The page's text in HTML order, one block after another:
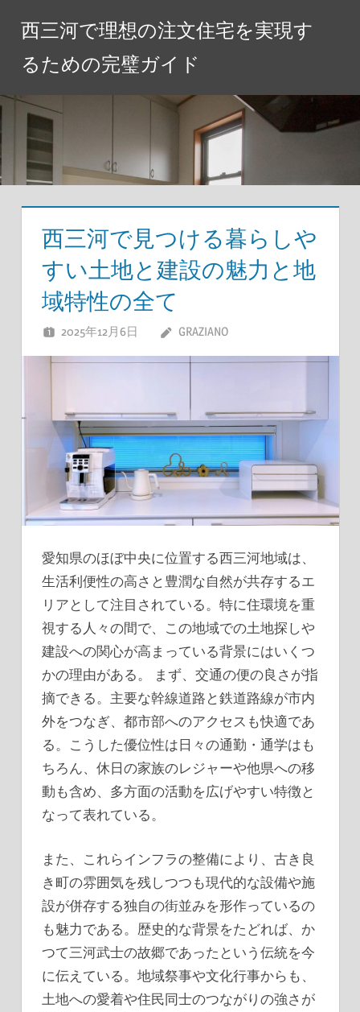
ツ
キ
西三河で理想の注文住宅を実現す
るための完璧ガイド
西三河で見つける暮らしや
すい土地と建設の魅力と地
域特性の全て
2025年12月6日 GRAZIANO
愛知県のほぼ中央に位置する西三河地域は、
生活利便性の高さと豊潤な自然が共存するエ
リアとして注目されている。 特に住環境を重
視する人々の間で、この地域での土地探しや
建設への関心が高まっている背景にはいくつ
かの理由がある。 まず、交通の便の良さが指
摘できる。主要な幹線道路と鉄道路線が市内
外をつなぎ、都市部へのアクセスも快適であ
る。こうした優位性は日々の通勤・通学はも
ちろん、休日の家族のレジャーや他県への移
動も含め、多方面の活動を広げやすい特徴と
なって表れている。
また、これらインフラの整備により、古き良
き町の雰囲気を残しつつも現代的な設備や施
設が併存する独自の街並みを形作っているの
も魅力である。歴史的な背景をたどれば、か
つて三河武士の故郷であったという伝統を今
に伝えている。地域祭事や文化行事からも、
土地への愛着や住民同士のつながりの強さが